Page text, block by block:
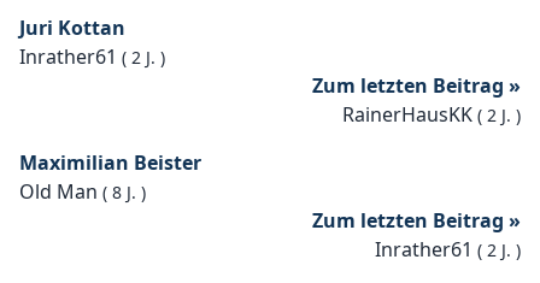
Juri Kottan
Inrather61 ( 2 J. )
Zum letzten Beitrag »
RainerHausKK ( 2 J. )
Maximilian Beister
Old Man ( 8 J. )
Zum letzten Beitrag »
Inrather61 ( 2 J. )